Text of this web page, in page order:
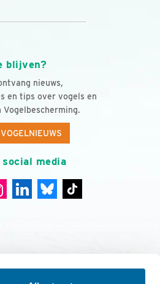
blijven?
nieuws,
en tips over vogels en
media